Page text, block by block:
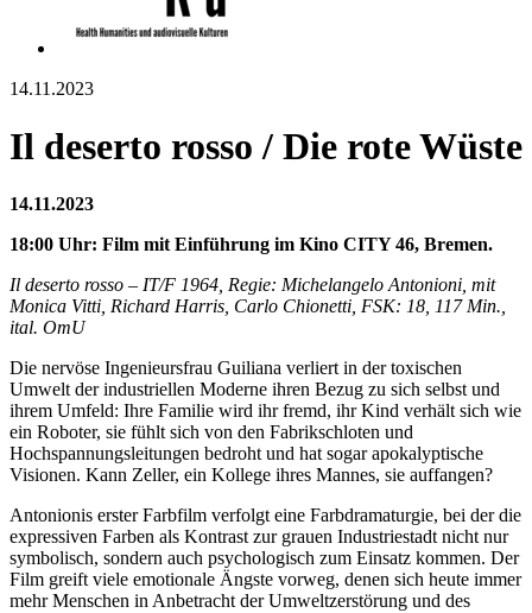
14.11.2023
Il deserto rosso / Die rote Wüste
14.11.2023
18:00 Uhr: Film mit Einführung im Kino CITY 46, Bremen.
Il deserto rosso – IT/F 1964, Regie: Michelangelo Antonioni, mit
Monica Vitti, Richard Harris, Carlo Chionetti, FSK: 18, 117 Min.,
ital. OmU
Die nervöse Ingenieursfrau Guiliana verliert in der toxischen
Umwelt der industriellen Moderne ihren Bezug zu sich selbst und
ihrem Umfeld: Ihre Familie wird ihr fremd, ihr Kind verhält sich wie
ein Roboter, sie fühlt sich von den Fabrikschloten und
Hochspannungsleitungen bedroht und hat sogar apokalyptische
Visionen. Kann Zeller, ein Kollege ihres Mannes, sie auffangen?
Antonionis erster Farbfilm verfolgt eine Farbdramaturgie, bei der die
expressiven Farben als Kontrast zur grauen Industriestadt nicht nur
symbolisch, sondern auch psychologisch zum Einsatz kommen. Der
Film greift viele emotionale Ängste vorweg, denen sich heute immer
mehr Menschen in Anbetracht der Umweltzerstörung und des